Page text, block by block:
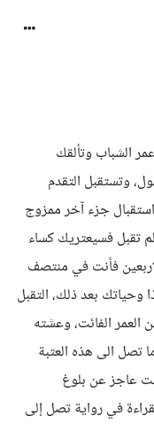
الشباب وتألقك
وتستقبل التقدم
جزء آخر ممزوج
تقبل فسيعتريك كساء
فأنت في منتصف
وحياتك بعد ذلك، التقبل
الفائت، وعشته
الى هذه العتبة
عاجز عن بلوغ
في رواية تصل إلى